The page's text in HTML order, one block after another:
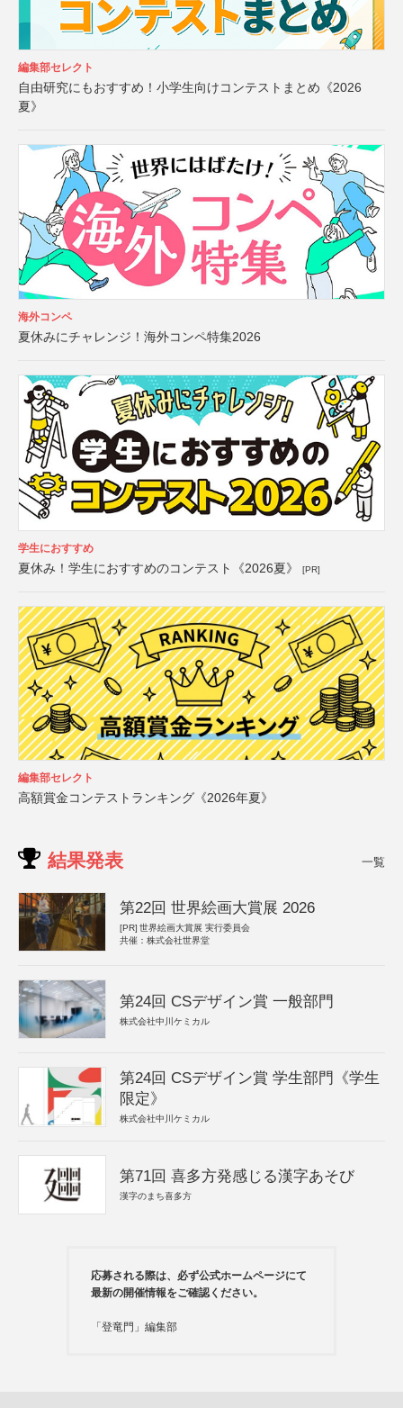
編集部セレクト
自由研究にもおすすめ！小学生向けコンテストまとめ《2026
夏》
海外コンペ
夏休みにチャレンジ！海外コンペ特集2026
学生におすすめ
夏休み！学生におすすめのコンテスト《2026夏》 [PR]
編集部セレクト
高額賞金コンテストランキング《2026年夏》
結果発表 一覧
第22回 世界絵画大賞展 2026
[PR] 世界絵画大賞展 実行委員会
共催：株式会社世界堂
第24回 CSデザイン賞 一般部門
株式会社中川ケミカル
第24回 CSデザイン賞 学生部門《学生
限定》
株式会社中川ケミカル
第71回 喜多方発感じる漢字あそび
漢字のまち喜多方
応募される際は、必ず公式ホームページにて
最新の開催情報をご確認ください。
「登竜門」編集部